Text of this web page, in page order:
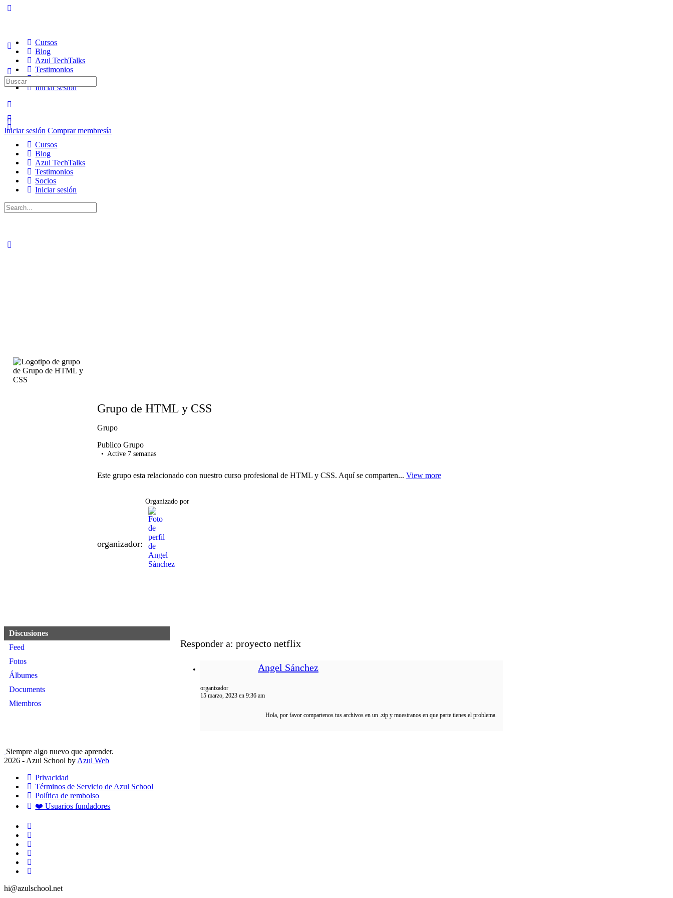
Cursos
Blog
Azul TechTalks
Testimonios
Socios
Iniciar sesión
Iniciar sesión Comprar membresía
Buscar:
Cursos
Blog
Azul TechTalks
Testimonios
Socios
Iniciar sesión
Buscar:
Grupo de HTML y CSS
Grupo
Publico Grupo
Active 7 semanas
Este grupo esta relacionado con nuestro curso profesional de HTML y CSS. Aquí se comparten... View more
organizador:
Organizado por
Discusiones
Feed
Fotos
Álbumes
Documents
Miembros
Responder a: proyecto netflix
Angel Sánchez
organizador
15 marzo, 2023 en 9:36 am
Hola, por favor compartenos tus archivos en un .zip y muestranos en que parte tienes el problema.
Siempre algo nuevo que aprender.
2026 - Azul School by Azul Web
Privacidad
Términos de Servicio de Azul School
Política de rembolso
❤️ Usuarios fundadores
hi@azulschool.net